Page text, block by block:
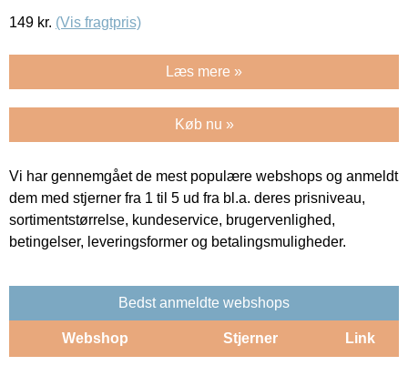
149 kr. (Vis fragtpris)
Læs mere »
Køb nu »
Vi har gennemgået de mest populære webshops og anmeldt
dem med stjerner fra 1 til 5 ud fra bl.a. deres prisniveau,
sortimentstørrelse, kundeservice, brugervenlighed,
betingelser, leveringsformer og betalingsmuligheder.
Bedst anmeldte webshops
Webshop Stjerner Link